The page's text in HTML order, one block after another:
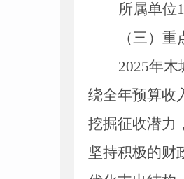
所属单位
（三）重
2025年
绕全年预算收
挖掘征收潜力
坚持积极的财